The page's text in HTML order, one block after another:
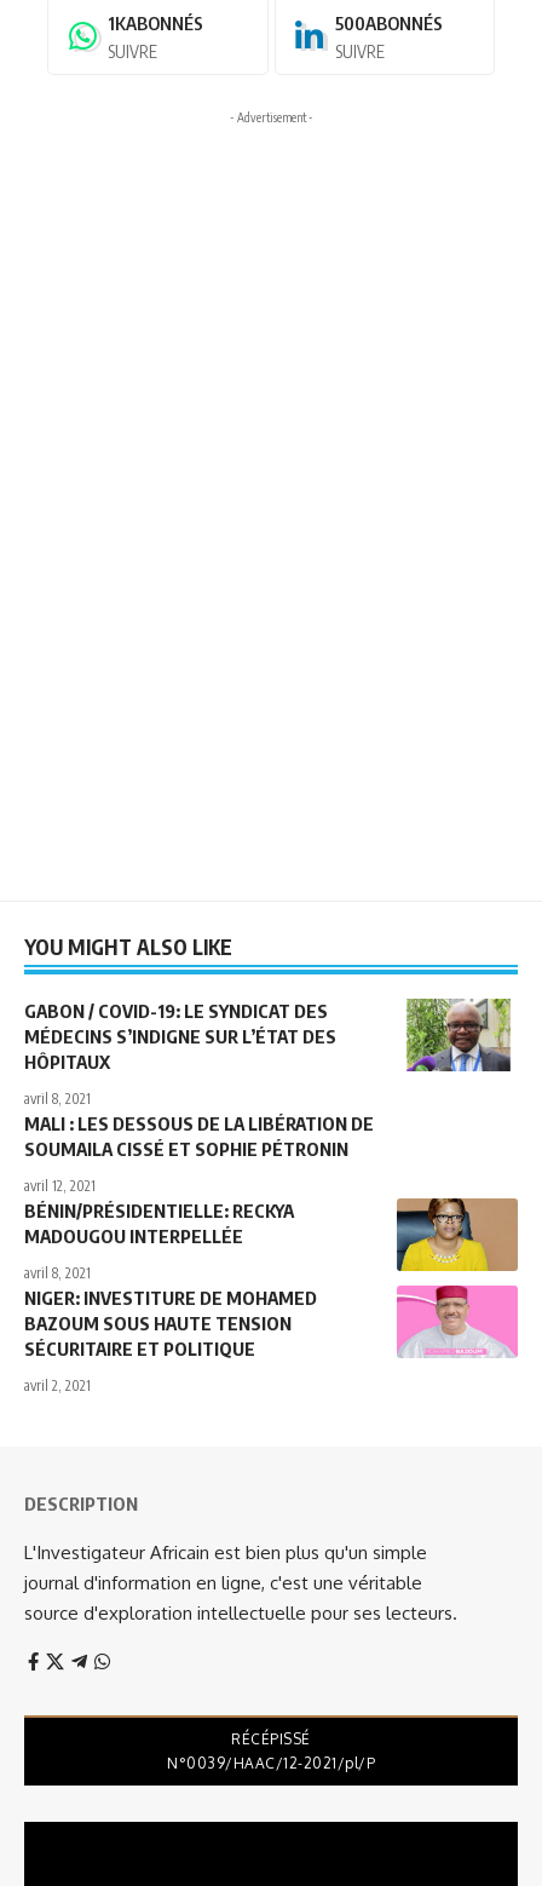
1KABONNÉS
SUIVRE
500ABONNÉS
SUIVRE
- Advertisement -
YOU MIGHT ALSO LIKE
GABON / COVID-19: LE SYNDICAT DES
MÉDECINS S’INDIGNE SUR L’ÉTAT DES
HÔPITAUX
avril 8, 2021
MALI : LES DESSOUS DE LA LIBÉRATION DE
SOUMAILA CISSÉ ET SOPHIE PÉTRONIN
avril 12, 2021
BÉNIN/PRÉSIDENTIELLE: RECKYA
MADOUGOU INTERPELLÉE
avril 8, 2021
NIGER: INVESTITURE DE MOHAMED
BAZOUM SOUS HAUTE TENSION
SÉCURITAIRE ET POLITIQUE
avril 2, 2021
DESCRIPTION
L'Investigateur Africain est bien plus qu'un simple
journal d'information en ligne, c'est une véritable
source d'exploration intellectuelle pour ses lecteurs.
RÉCÉPISSÉ
N°0039/HAAC/12-2021/pl/P